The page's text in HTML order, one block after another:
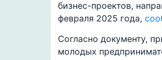
бизнес-проектов,
февраля 2025 года,
Согласно документу,
молодых